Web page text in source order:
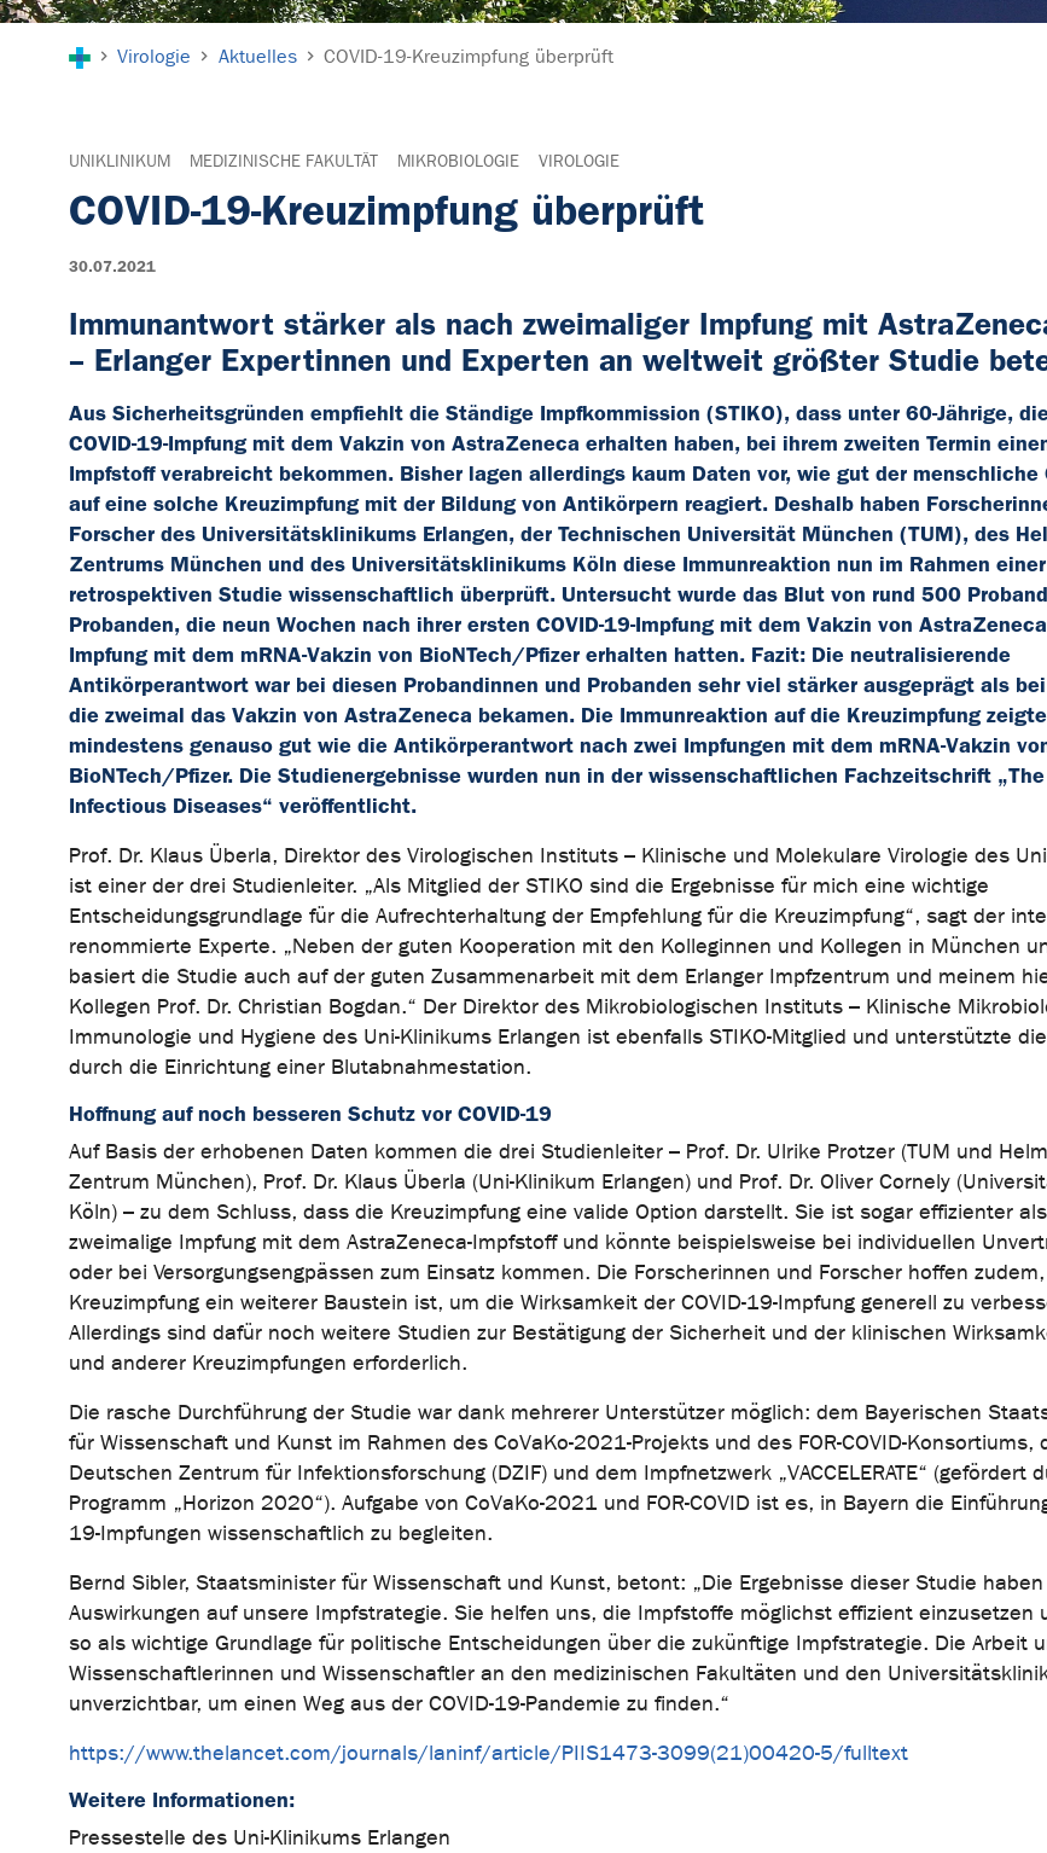
Virologie Aktuelles COVID-19-Kreuzimpfung überprüft
UNIKLINIKUM MEDIZINISCHE FAKULTÄT MIKROBIOLOGIE VIROLOGIE
COVID-19-Kreuzimpfung überprüft
30.07.2021
Immunantwort stärker als nach zweimaliger Impfung mit
– Erlanger Expertinnen und Experten an weltweit größter Studie
Aus Sicherheitsgründen empfiehlt die Ständige Impfkommission (STIKO), dass unter 60-Jährige,
COVID-19-Impfung mit dem Vakzin von AstraZeneca erhalten haben, bei ihrem zweiten Termin
Impfstoff verabreicht bekommen. Bisher lagen allerdings kaum Daten vor, wie gut der menschliche
auf eine solche Kreuzimpfung mit der Bildung von Antikörpern reagiert. Deshalb haben
Forscher des Universitätsklinikums Erlangen, der Technischen Universität München (TUM), des
Zentrums München und des Universitätsklinikums Köln diese Immunreaktion nun im Rahmen einer
retrospektiven Studie wissenschaftlich überprüft. Untersucht wurde das Blut von rund 500
Probanden, die neun Wochen nach ihrer ersten COVID-19-Impfung mit dem Vakzin von
Impfung mit dem mRNA-Vakzin von BioNTech/Pfizer erhalten hatten. Fazit: Die neutralisierende
Antikörperantwort war bei diesen Probandinnen und Probanden sehr viel stärker ausgeprägt als
die zweimal das Vakzin von AstraZeneca bekamen. Die Immunreaktion auf die Kreuzimpfung
mindestens genauso gut wie die Antikörperantwort nach zwei Impfungen mit dem mRNA-Vakzin
BioNTech/Pfizer. Die Studienergebnisse wurden nun in der wissenschaftlichen Fachzeitschrift
Infectious Diseases“ veröffentlicht.
Prof. Dr. Klaus Überla, Direktor des Virologischen Instituts – Klinische und Molekulare Virologie des
ist einer der drei Studienleiter. „Als Mitglied der STIKO sind die Ergebnisse für mich eine wichtige
Entscheidungsgrundlage für die Aufrechterhaltung der Empfehlung für die Kreuzimpfung“, sagt der
renommierte Experte. „Neben der guten Kooperation mit den Kolleginnen und Kollegen in München
basiert die Studie auch auf der guten Zusammenarbeit mit dem Erlanger Impfzentrum und meinem
Kollegen Prof. Dr. Christian Bogdan.“ Der Direktor des Mikrobiologischen Instituts – Klinische
Immunologie und Hygiene des Uni-Klinikums Erlangen ist ebenfalls STIKO-Mitglied und unterstützte
durch die Einrichtung einer Blutabnahmestation.
Hoffnung auf noch besseren Schutz vor COVID-19
Auf Basis der erhobenen Daten kommen die drei Studienleiter – Prof. Dr. Ulrike Protzer (TUM und
Zentrum München), Prof. Dr. Klaus Überla (Uni-Klinikum Erlangen) und Prof. Dr. Oliver Cornely
Köln) – zu dem Schluss, dass die Kreuzimpfung eine valide Option darstellt. Sie ist sogar effizienter
zweimalige Impfung mit dem AstraZeneca-Impfstoff und könnte beispielsweise bei individuellen
oder bei Versorgungsengpässen zum Einsatz kommen. Die Forscherinnen und Forscher hoffen
Kreuzimpfung ein weiterer Baustein ist, um die Wirksamkeit der COVID-19-Impfung generell zu
Allerdings sind dafür noch weitere Studien zur Bestätigung der Sicherheit und der klinischen
und anderer Kreuzimpfungen erforderlich.
Die rasche Durchführung der Studie war dank mehrerer Unterstützer möglich: dem Bayerischen
für Wissenschaft und Kunst im Rahmen des CoVaKo-2021-Projekts und des FOR-COVID-Konsortiums,
Deutschen Zentrum für Infektionsforschung (DZIF) und dem Impfnetzwerk „VACCELERATE“ (gefördert
Programm „Horizon 2020“). Aufgabe von CoVaKo-2021 und FOR-COVID ist es, in Bayern die
19-Impfungen wissenschaftlich zu begleiten.
Bernd Sibler, Staatsminister für Wissenschaft und Kunst, betont: „Die Ergebnisse dieser Studie
Auswirkungen auf unsere Impfstrategie. Sie helfen uns, die Impfstoffe möglichst effizient einzusetzen
so als wichtige Grundlage für politische Entscheidungen über die zukünftige Impfstrategie. Die Arbeit
Wissenschaftlerinnen und Wissenschaftler an den medizinischen Fakultäten und den
unverzichtbar, um einen Weg aus der COVID-19-Pandemie zu finden.“
https://www.thelancet.com/journals/laninf/article/PIIS1473-3099(21)00420-5/fulltext
Weitere Informationen:
Pressestelle des Uni-Klinikums Erlangen